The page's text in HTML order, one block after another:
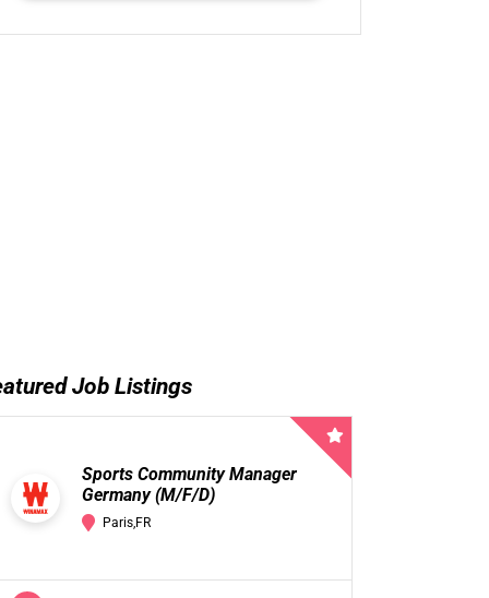
Job Listings
Sports Community Manager
Germany (M/F/D)
Paris,FR